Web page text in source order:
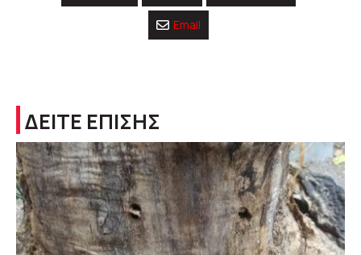
Email
ΔΕΙΤΕ ΕΠΙΣΗΣ